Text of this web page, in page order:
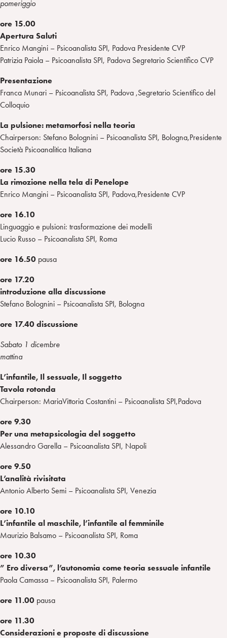
pomeriggio
ore 15.00
Apertura Saluti
Enrico Mangini – Psicoanalista SPI, Padova Presidente CVP
Patrizia Paiola – Psicoanalista SPI, Padova Segretario Scientifico CVP
Presentazione
Franca Munari – Psicoanalista SPI, Padova ,Segretario Scientifico del
Colloquio
La pulsione: metamorfosi nella teoria
Chairperson: Stefano Bolognini – Psicoanalista SPI, Bologna,Presidente
Società Psicoanalitica Italiana
ore 15.30
La rimozione nella tela di Penelope
Enrico Mangini – Psicoanalista SPI, Padova,Presidente CVP
ore 16.10
Linguaggio e pulsioni: trasformazione dei modelli
Lucio Russo – Psicoanalista SPI, Roma
ore 16.50 pausa
ore 17.20
introduzione alla discussione
Stefano Bolognini – Psicoanalista SPI, Bologna
ore 17.40 discussione
Sabato 1 dicembre
mattina
L’infantile, Il sessuale, Il soggetto
Tavola rotonda
Chairperson: MariaVittoria Costantini – Psicoanalista SPI,Padova
ore 9.30
Per una metapsicologia del soggetto
Alessandro Garella – Psicoanalista SPI, Napoli
ore 9.50
L’analità rivisitata
Antonio Alberto Semi – Psicoanalista SPI, Venezia
ore 10.10
L’infantile al maschile, l’infantile al femminile
Maurizio Balsamo – Psicoanalista SPI, Roma
ore 10.30
” Ero diversa”, l’autonomia come teoria sessuale infantile
Paola Camassa – Psicoanalista SPI, Palermo
ore 11.00 pausa
ore 11.30
Considerazioni e proposte di discussione